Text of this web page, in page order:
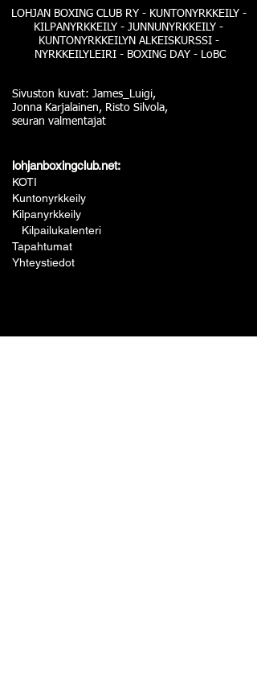
LOHJAN BOXING CLUB RY - KUNTONYRKKEILY -
KILPANYRKKEILY - JUNNUNYRKKEILY -
KUNTONYRKKEILYN ALKEISKURSSI -
NYRKKEILYLEIRI - BOXING DAY - LoBC
Sivuston kuvat: James_Luigi,
Jonna Karjalainen, Risto Silvola,
seuran valmentajat
lohjanboxingclub.net:
KOTI
Kuntonyrkkeily
Kilpanyrkkeily
Kilpailukalenteri
Tapahtumat
Yhteystiedot